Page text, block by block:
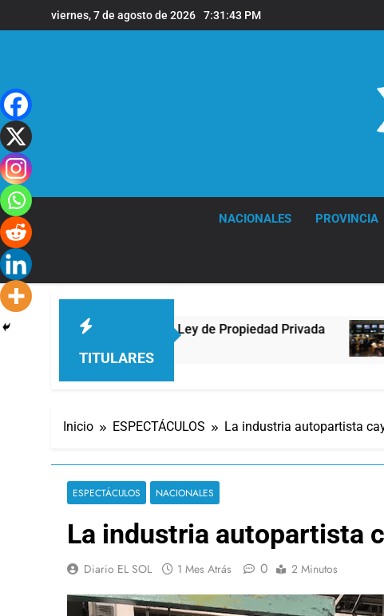
al
viernes, 7 de agosto de 2026 7:31:43 PM
NACIONALES PROVINCIA
TITULARES
contra la Ley de Propiedad Privada
1 Hora
Inicio ESPECTÁCULOS La industria autopartista
ESPECTÁCULOS NACIONALES
La industria autopartista
Diario EL SOL 1 Mes Atrás 0 2 Minutos